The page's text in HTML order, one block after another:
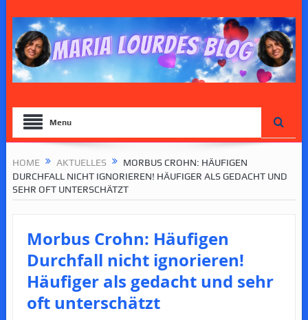
Menu
HOME AKTUELLES
MORBUS CROHN: HÄUFIGEN
DURCHFALL NICHT IGNORIEREN! HÄUFIGER ALS GEDACHT UND
SEHR OFT UNTERSCHÄTZT
Morbus Crohn: Häufigen
Durchfall nicht ignorieren!
Häufiger als gedacht und sehr
oft unterschätzt